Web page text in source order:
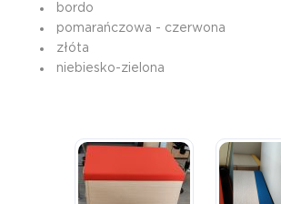
bordo
pomarańczowa - czerwona
złóta
niebiesko-zielona